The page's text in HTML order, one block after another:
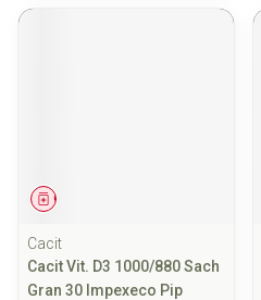
Geneesmiddel
Cacit
Cacit Vit. D3 1000/880 Sach
Gran 30 Impexeco Pip